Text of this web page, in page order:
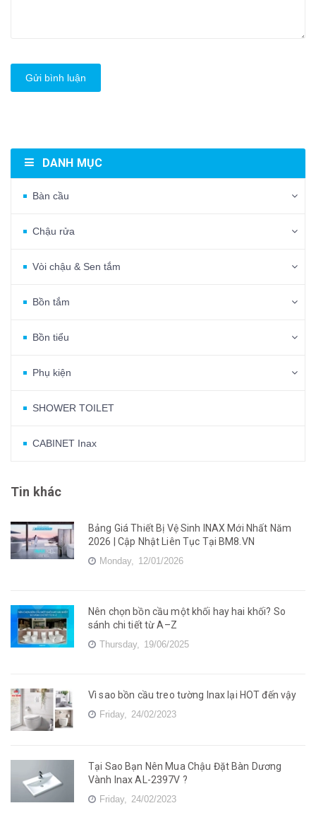
Gửi bình luận
DANH MỤC
Bàn cầu
Chậu rửa
Vòi chậu & Sen tắm
Bồn tắm
Bồn tiểu
Phụ kiện
SHOWER TOILET
CABINET Inax
Tin khác
Bảng Giá Thiết Bị Vệ Sinh INAX Mới Nhất Năm
2026 | Cập Nhật Liên Tục Tại BM8.VN
Monday, 12/01/2026
Nên chọn bồn cầu một khối hay hai khối? So
sánh chi tiết từ A–Z
Thursday, 19/06/2025
Vì sao bồn cầu treo tường Inax lại HOT đến vậy
Friday, 24/02/2023
Tại Sao Bạn Nên Mua Chậu Đặt Bàn Dương
Vành Inax AL-2397V ?
Friday, 24/02/2023